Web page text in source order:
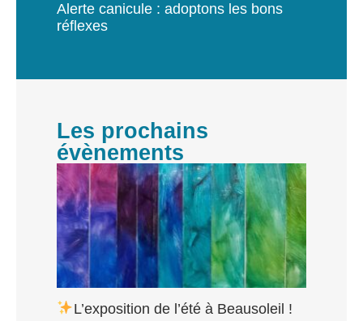
Alerte canicule : adoptons les bons
réflexes
Les prochains
évènements
L’exposition de l’été à Beausoleil !